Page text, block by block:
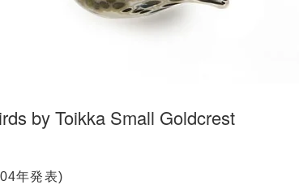
by Toikka Small Goldcrest
年発表)